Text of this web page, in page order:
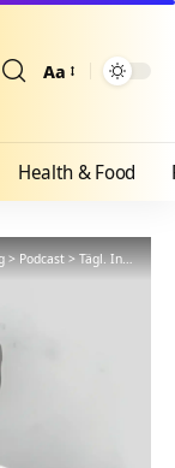
Aa
Health & Food
>Podcast>Tägl. Inspiration